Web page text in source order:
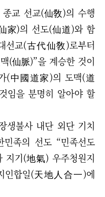
교 선교(仙敎)의 수행
家)의 선도(仙道)와 함
선교(古代仙敎)로부터
(仙脈)”을 계승한 것이
(中國道家)의 도맥(道
임을 분명히 알아야 할
생불사 내단 외단 기치
민족의 선도 “민족선도
지기(地氣) 우주청원지
인합일(天地人合一)에